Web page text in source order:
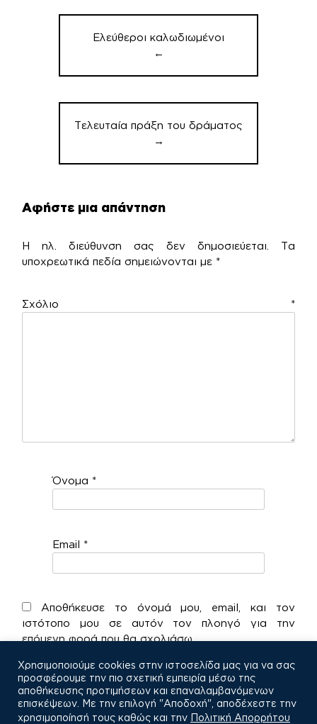
Πλοήγηση
άρθρωνΕλεύθεροι καλωδιωμένοι
←
Τελευταία πράξη του δράματος
→
Αφήστε μια απάντηση
Η ηλ. διεύθυνση σας δεν δημοσιεύεται.
Τα
υποχρεωτικά πεδία σημειώνονται με *
Σχόλιο *
Όνομα *
Email *
Αποθήκευσε το όνομά μου, email, και τον
ιστότοπο μου σε αυτόν τον πλοηγό για την
επόμενη φορά που θα σχολιάσω.
Χρησιμοποιούμε cookies στην ιστοσελίδα μας για να σας
προσφέρουμε την πιο σχετική εμπειρία μέσω της
αποθήκευσης προτιμήσεων και επαναλαμβανόμενων
επισκέψεων. Με την επιλογή "Αποδοχή", αποδέχεστε την
χρησιμοποίησή τους καθώς και την Πολιτική Απορρήτου